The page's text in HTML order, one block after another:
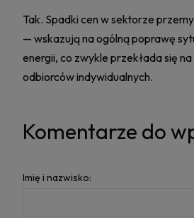
Tak. Spadki cen w sektorze
— wskazują na ogólną poprawę
energii, co zwykle przekłada się
odbiorców indywidualnych.
Komentarze do
Imię i nazwisko: